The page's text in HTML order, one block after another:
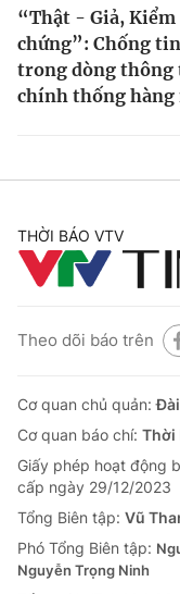
“Thật - Giả, Kiểm
chứng”: Chống
trong dòng thông
chính thống hàng
THỜI BÁO VTV
Theo dõi báo trên
Cơ quan chủ quản:
Cơ quan báo chí: Thời
Giấy phép hoạt động
cấp ngày 29/12/2023
Tổng Biên tập: Vũ
Phó Tổng Biên tập:
Nguyễn Trọng Ninh